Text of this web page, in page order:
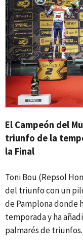
El Campeón del
triunfo de la
la Final
Toni Bou (Repsol
del triunfo con un
de Pamplona donde
temporada y ha
palmarés de triunfos.